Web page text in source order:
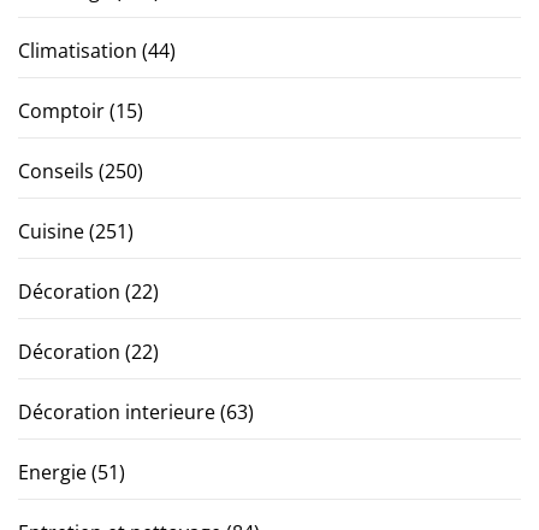
Climatisation (44)
Comptoir(15)
Conseils (250)
Cuisine(251)
Décoration (22)
Décoration (22)
Décoration interieure(63)
Energie(51)